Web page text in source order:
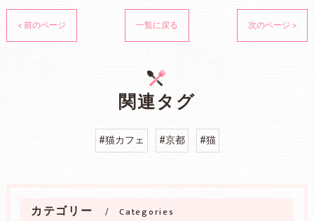
< 前のページ 一覧に戻る 次のページ >
関連タグ
#猫カフェ #京都 #猫
カテゴリー Categories